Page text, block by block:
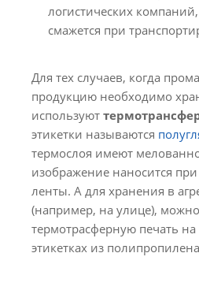
логистических
смажется при
Для тех случаев, когда
продукцию необходимо
используют
этикетки называются
термослоя имеют
изображение наносится
ленты. А для хранения в
(например, на улице),
термотрасферную печать на
этикетках из